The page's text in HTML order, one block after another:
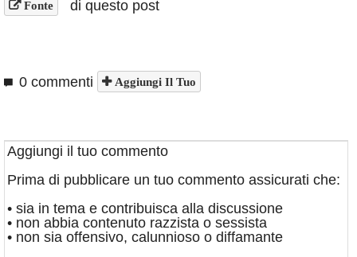
Fonte di questo post
0 commenti Aggiungi Il Tuo
Aggiungi il tuo commento
Prima di pubblicare un tuo commento assicurati che:
• sia in tema e contribuisca alla discussione
• non abbia contenuto razzista o sessista
• non sia offensivo, calunnioso o diffamante